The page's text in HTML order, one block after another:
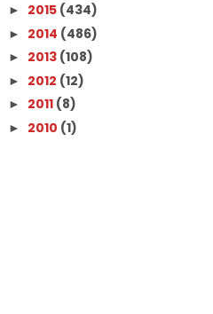
► 2015 (434)
► 2014 (486)
► 2013 (108)
► 2012 (12)
► 2011 (8)
► 2010 (1)